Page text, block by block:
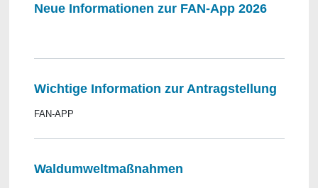
Neue Informationen zur FAN-App 2026
Wichtige Information zur Antragstellung
FAN-APP
Waldumweltmaßnahmen